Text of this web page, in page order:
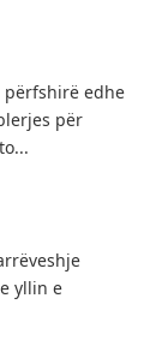
përfshirë edhe
për
yllin e